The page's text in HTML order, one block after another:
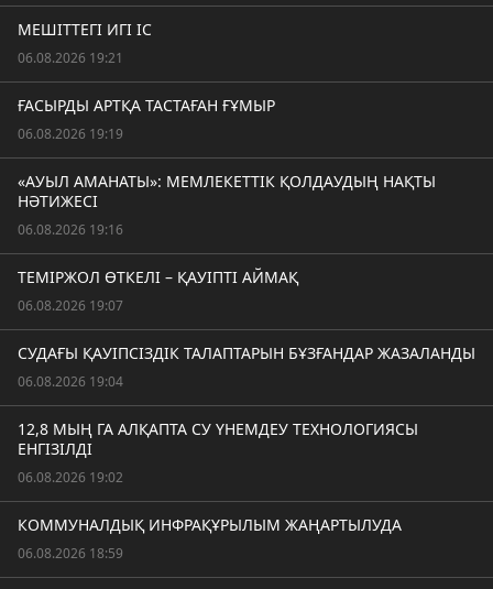
МЕШІТТЕГІ ИГІ ІС
06.08.2026 19:21
ҒАСЫРДЫ АРТҚА ТАСТАҒАН ҒҰМЫР
06.08.2026 19:19
«АУЫЛ АМАНАТЫ»: МЕМЛЕКЕТТІК ҚОЛДАУДЫҢ НАҚТЫ
НӘТИЖЕСІ
06.08.2026 19:16
ТЕМІРЖОЛ ӨТКЕЛІ – ҚАУІПТІ АЙМАҚ
06.08.2026 19:07
СУДАҒЫ ҚАУІПСІЗДІК ТАЛАПТАРЫН БҰЗҒАНДАР ЖАЗАЛАНДЫ
06.08.2026 19:04
12,8 МЫҢ ГА АЛҚАПТА СУ ҮНЕМДЕУ ТЕХНОЛОГИЯСЫ
ЕНГІЗІЛДІ
06.08.2026 19:02
КОММУНАЛДЫҚ ИНФРАҚҰРЫЛЫМ ЖАҢАРТЫЛУДА
06.08.2026 18:59